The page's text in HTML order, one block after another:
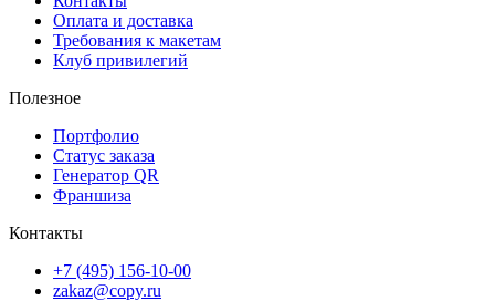
Оплата и доставка
Требования к макетам
Клуб привилегий
Полезное
Портфолио
Статус заказа
Генератор QR
Франшиза
Контакты
+7 (495) 156-10-00
zakaz@copy.ru